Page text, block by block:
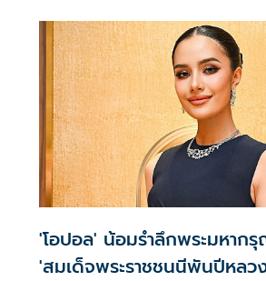
'โอปอล' น้อมรำลึกพระมหาก
'สมเด็จพระราชชนนีพันปีหลว